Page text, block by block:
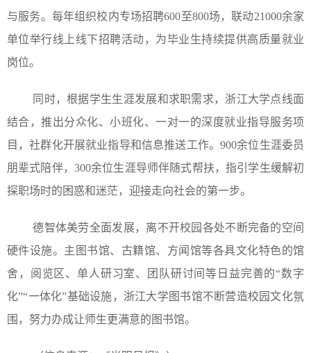
与服务。每年组织校内专场招聘600至800场，联动21000余家
单位举行线上线下招聘活动，为毕业生持续提供高质量就业
岗位。
同时，根据学生生涯发展和求职需求，浙江大学点线面
结合，推出分众化、小班化、一对一的深度就业指导服务项
目，社群化开展就业指导和信息推送工作。900余位生涯委员
朋辈式陪伴，300余位生涯导师伴随式帮扶，指引学生缓解初
探职场时的困惑和迷茫，迎接走向社会的第一步。
德智体美劳全面发展，离不开校园各处不断完备的空间
硬件设施。主图书馆、古籍馆、方闻馆等各具文化特色的馆
舍，阅览区、单人研习室、团队研讨间等日益完善的“数字
化”“一体化”基础设施，浙江大学图书馆不断营造校园文化氛
围，努力办成让师生更满意的图书馆。